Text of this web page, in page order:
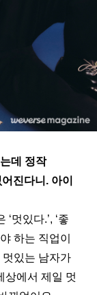
데 정작
진다니. 아이
멋있다.’, ‘좋
하는 직업이
있는 남자가
상에서 제일 멋